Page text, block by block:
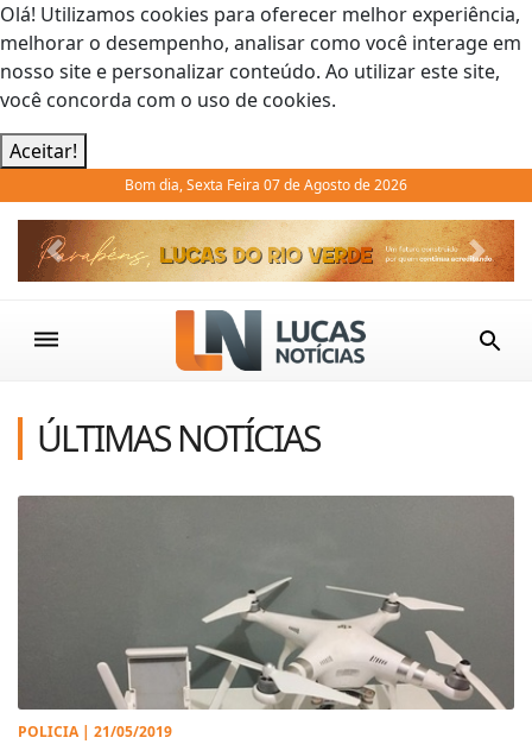
Olá! Utilizamos cookies para oferecer melhor experiência,
melhorar o desempenho, analisar como você interage em
nosso site e personalizar conteúdo. Ao utilizar este site,
você concorda com o uso de cookies.
Aceitar!
Bom dia, Sexta Feira 07 de Agosto de 2026
Previous Next
ÚLTIMAS NOTÍCIAS
POLICIA | 21/05/2019